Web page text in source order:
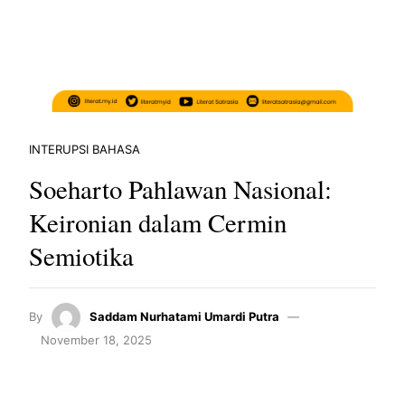
INTERUPSI BAHASA
Soeharto Pahlawan Nasional:
Keironian dalam Cermin
Semiotika
By
Saddam Nurhatami Umardi Putra
November 18, 2025